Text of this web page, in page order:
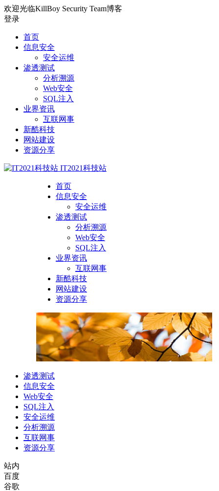
欢迎光临KillBoy Security Team博客
登录
首页
信息安全
安全运维
渗透测试
分析溯源
Web安全
SQL注入
业界资讯
互联网事
新酷科技
网站建设
资源分享
IT2021科技站
首页
信息安全
安全运维
渗透测试
分析溯源
Web安全
SQL注入
业界资讯
互联网事
新酷科技
网站建设
资源分享
渗透测试
信息安全
Web安全
SQL注入
安全运维
分析溯源
互联网事
资源分享
站内
百度
谷歌